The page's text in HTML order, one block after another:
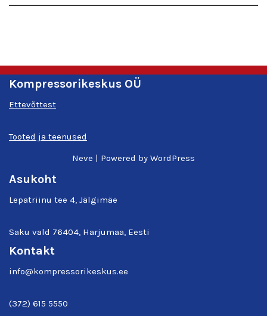
Kompressorikeskus OÜ
Ettevõttest
Tooted ja teenused
Neve | Powered by WordPress
Asukoht
Lepatriinu tee 4, Jälgimäe
Saku vald 76404, Harjumaa, Eesti
Kontakt
info@kompressorikeskus.ee
(372) 615 5550